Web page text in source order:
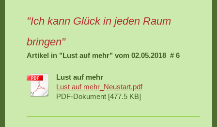
"Ich kann Glück in jeden Raum
bringen"
Artikel in "Lust auf mehr" vom 02.05.2018 # 6
Lust auf mehr
Lust auf mehr_Neustart.pdf
PDF-Dokument [477.5 KB]